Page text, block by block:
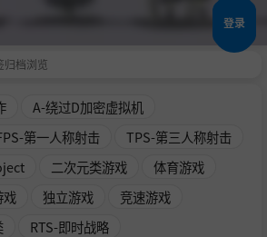
登录
归档浏览
A-绕过D加密虚拟机
第一人称射击
TPS-第三人称射击
二次元类游戏
体育游戏
戏 独立游戏
竞速游戏
RTS-即时战略